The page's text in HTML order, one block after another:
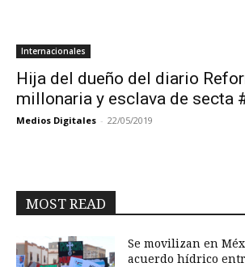
Internacionales
Hija del dueño del diario
millonaria y esclava de secta
Medios Digitales - 22/05/2019
MOST READ
Se movilizan en
acuerdo hídrico